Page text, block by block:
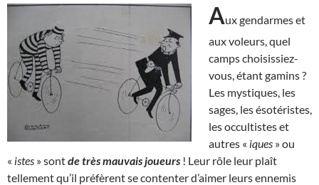
Aux gendarmes et
aux voleurs, quel
camps choisissiez-
vous, étant gamins ?
Les mystiques, les
sages, les ésotéristes,
les occultistes et
autres « iques » ou
« istes » sontde très mauvais joueurs ! Leur rôle leur plaît
tellement qu’il préfèrent se contenter d’aimer leurs ennemis